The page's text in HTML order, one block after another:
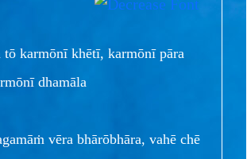
tō karmōnī khētī, karmōnī pāra
dhamāla
vēra bhārōbhāra, vahē chē